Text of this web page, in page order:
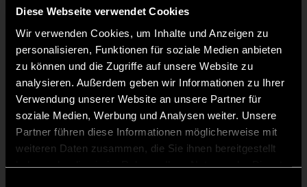
Diese Webseite verwendet Cookies
Wir verwenden Cookies, um Inhalte und Anzeigen zu
personalisieren, Funktionen für soziale Medien anbieten
zu können und die Zugriffe auf unsere Website zu
analysieren. Außerdem geben wir Informationen zu Ihrer
Verwendung unserer Website an unsere Partner für
soziale Medien, Werbung und Analysen weiter. Unsere
Partner führen diese Informationen möglicherweise mit
weiteren Daten zusammen, die Sie ihnen bereitgestellt
Staff
Maciej MATUSZYNSKI
Frank KOLBE